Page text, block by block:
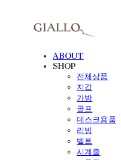
ABOUT
SHOP
전체상품
지갑
가방
골프
데스크용품
리빙
벨트
시계줄